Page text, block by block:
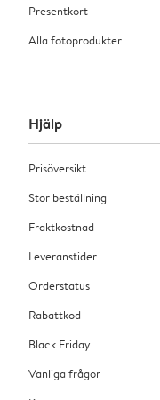
Presentkort
Alla fotoprodukter
Hjälp
Prisöversikt
Stor beställning
Fraktkostnad
Leveranstider
Orderstatus
Rabattkod
Black Friday
Vanliga frågor